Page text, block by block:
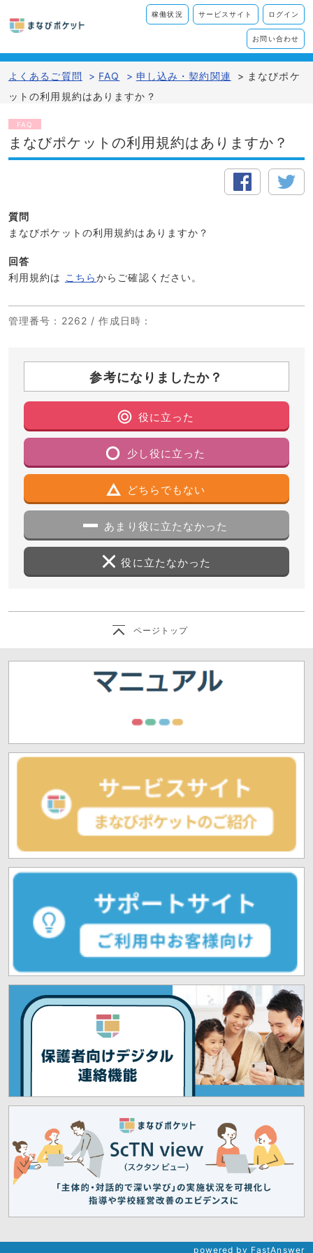
稼働状況 サービスサイト ログイン
お問い合わせ
よくあるご質問 > FAQ > 申し込み・契約関連 > まなびポケ
ットの利用規約はありますか？
FAQ
まなびポケットの利用規約はありますか？
質問
まなびポケットの利用規約はありますか？
回答
利用規約は こちらからご確認ください。
管理番号 ：2262 /作成日時 ：
参考になりましたか？
役に立った
少し役に立った
どちらでもない
あまり役に立たなかった
役に立たなかった
ページトップ
powered by FastAnswer